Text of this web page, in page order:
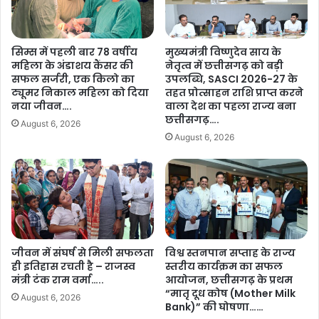
सु
क
मा
की
म
हि
ला
…
ढ़
स
का
र
ने
फि
र
की
च
र
ण
पा
दु
का
यो
ज
ना
सिम्स में पहली बार 78 वर्षीय
महिला के अंडाशय कैंसर की
सफल सर्जरी, एक किलो का
ट्यूमर निकाल महिला को दिया
नया जीवन….
August 6, 2026
मुख्यमंत्री विष्णुदेव साय के
नेतृत्व में छत्तीसगढ़ को बड़ी
उपलब्धि, SASCI 2026-27 के
तहत प्रोत्साहन राशि प्राप्त करने
वाला देश का पहला राज्य बना
छत्तीसगढ़….
August 6, 2026
जीवन में संघर्ष से मिली सफलता
ही इतिहास रचती है – राजस्व
मंत्री टंक राम वर्मा…..
August 6, 2026
विश्व स्तनपान सप्ताह के राज्य
स्तरीय कार्यक्रम का सफल
आयोजन, छत्तीसगढ़ के प्रथम
“मातृ दूध कोष (Mother Milk
Bank)” की घोषणा……